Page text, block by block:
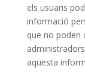
els usuaris
informació
que no poden
aquesta